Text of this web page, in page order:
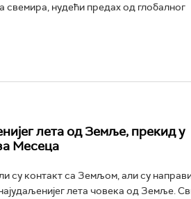
свемира, нудећи предах од глобалног
лета од Земље, прекид у
Месеца
су контакт са Земљом, али су
лета човека од Земље.